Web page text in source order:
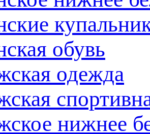
обувь
одежда
нижнее